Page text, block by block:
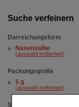
Suche verfeinern
Darreichungsform
Nasensalbe
(auswahl entfernen)
Packungsgröße
5 g
(auswahl entfernen)
Sortieren nach